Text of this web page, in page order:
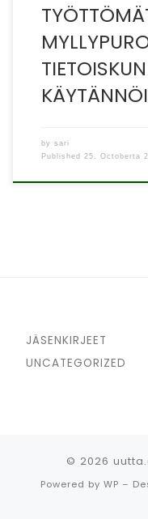
by sari
Published 25. Octoberta
JÄSENKIRJEET
UNCATEGORIZED
© 2026
Powered by WP –